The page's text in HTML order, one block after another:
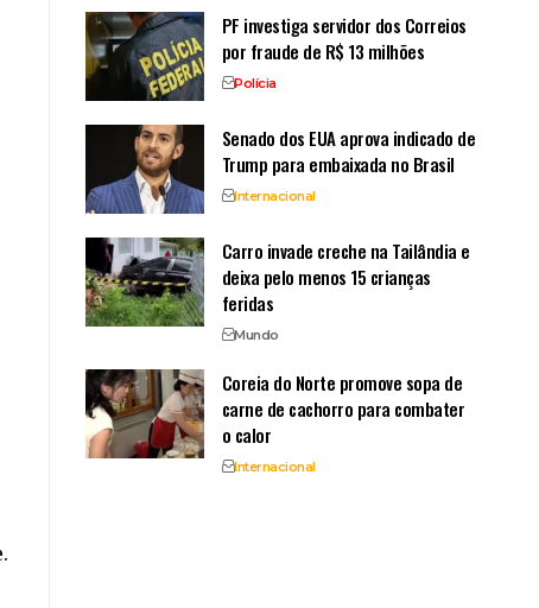
PF investiga servidor dos Correios
por fraude de R$ 13 milhões
Polícia
Senado dos EUA aprova indicado de
Trump para embaixada no Brasil
Internacional
Carro invade creche na Tailândia e
deixa pelo menos 15 crianças
feridas
Mundo
Coreia do Norte promove sopa de
carne de cachorro para combater
o calor
Internacional